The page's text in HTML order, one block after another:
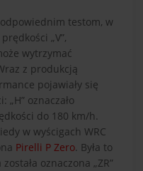
testom, w
„V”,
wytrzymać
z produkcją
pojawiały się
oznaczało
do 180 km/h.
w wyścigach WRC
Pirelli P Zero. Była to
oznaczona „ZR”